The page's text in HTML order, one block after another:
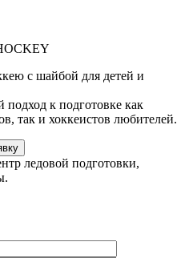
с шайбой для детей и
к подготовке как
так и хоккеистов любителей.
ледовой подготовки,